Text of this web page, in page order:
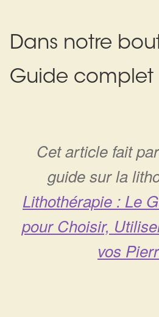
Dans notre
Guide complet
Cet article fait
guide sur la
Lithothérapie : Le
pour Choisir,
vos